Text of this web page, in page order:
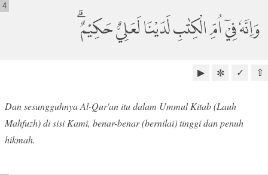
وَاِنَّهٗ فِيْٓ اُمِّ الْكِتٰبِ لَدَيْنَا لَعَلِيٌّ حَكِيْمٌ ۗ
4
⇧
✓
✼
▶
Dan sesungguhnya Al-Qur'an itu dalam Ummul Kitab (Lauh
Mahfuzh) di sisi Kami, benar-benar (bernilai) tinggi dan penuh
hikmah.